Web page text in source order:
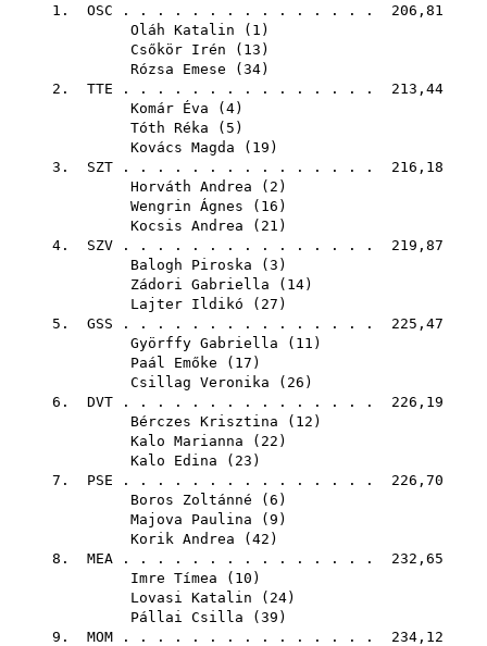
1. OSC . . . . . . . . . . . . . . . 206,81
Oláh Katalin ( 1 )
Csőkör Irén ( 13 )
Rózsa Emese ( 34)
2. TTE . . . . . . . . . . . . . . . 213,44
Komár Éva ( 4)
Tóth Réka ( 5 )
Kovács Magda ( 19 )
3. SZT . . . . . . . . . . . . . . . 216,18
Horváth Andrea ( 2 )
Wengrin Ágnes ( 16 )
Kocsis Andrea ( 21 )
4. SZV . . . . . . . . . . . . . . . 219,87
Balogh Piroska ( 3 )
Zádori Gabriella ( 14)
Lajter Ildikó ( 27 )
5. GSS . . . . . . . . . . . . . . . 225,47
Györffy Gabriella ( 11 )
Paál Emőke ( 17 )
Csillag Veronika ( 26 )
6. DVT . . . . . . . . . . . . . . . 226,19
Bérczes Krisztina ( 12 )
Kalo Marianna ( 22 )
Kalo Edina ( 23 )
7. PSE . . . . . . . . . . . . . . . 226,70
Boros Zoltánné ( 6 )
Majova Paulina ( 9 )
Korik Andrea ( 42 )
8. MEA . . . . . . . . . . . . . . . 232,65
Imre Tímea ( 10 )
Lovasi Katalin ( 24)
Pállai Csilla ( 39 )
9. MOM . . . . . . . . . . . . . . . 234,12